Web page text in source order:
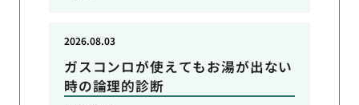
ガスコンロが使えてもお湯が出ない
時の論理的診断
2026.08.03